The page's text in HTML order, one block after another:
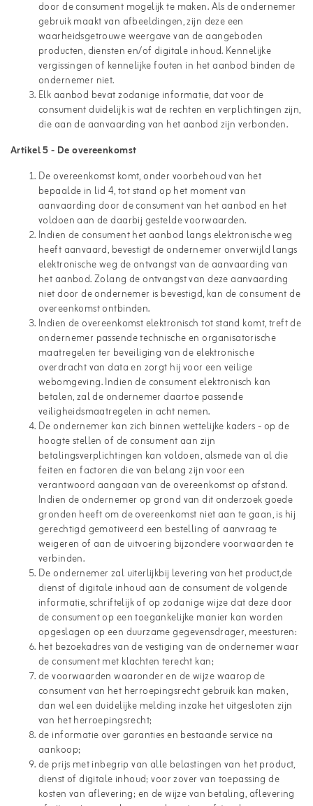
door de consument mogelijk te maken. Als de ondernemer
gebruik maakt van afbeeldingen, zijn deze een
waarheidsgetrouwe weergave van de aangeboden
producten, diensten en/of digitale inhoud. Kennelijke
vergissingen of kennelijke fouten in het aanbod binden de
ondernemer niet.
Elk aanbod bevat zodanige informatie, dat voor de
consument duidelijk is wat de rechten en verplichtingen zijn,
die aan de aanvaarding van het aanbod zijn verbonden.
Artikel 5- De overeenkomst
De overeenkomst komt, onder voorbehoud van het
bepaalde in lid 4, tot stand op het moment van
aanvaarding door de consument van het aanbod en het
voldoen aan de daarbij gestelde voorwaarden.
Indien de consument het aanbod langs elektronische weg
heeft aanvaard, bevestigt de ondernemer onverwijld langs
elektronische weg de ontvangst van de aanvaarding van
het aanbod. Zolang de ontvangst van deze aanvaarding
niet door de ondernemer is bevestigd, kan de consument de
overeenkomst ontbinden.
Indien de overeenkomst elektronisch tot stand komt, treft de
ondernemer passende technische en organisatorische
maatregelen ter beveiliging van de elektronische
overdracht van data en zorgt hij voor een veilige
webomgeving. Indien de consument elektronisch kan
betalen, zal de ondernemer daartoe passende
veiligheidsmaatregelen in acht nemen.
De ondernemer kan zich binnen wettelijke kaders - op de
hoogte stellen of de consument aan zijn
betalingsverplichtingen kan voldoen, alsmede van al die
feiten en factoren die van belang zijn voor een
verantwoord aangaan van de overeenkomst op afstand.
Indien de ondernemer op grond van dit onderzoek goede
gronden heeft om de overeenkomst niet aan te gaan, is hij
gerechtigd gemotiveerd een bestelling of aanvraag te
weigeren of aan de uitvoering bijzondere voorwaarden te
verbinden.
De ondernemer zal uiterlijkbij levering van het product,de
dienst of digitale inhoud aan de consument de volgende
informatie, schriftelijk of op zodanige wijze dat deze door
de consument op een toegankelijke manier kan worden
opgeslagen op een duurzame gegevensdrager, meesturen:
het bezoekadres van de vestiging van de ondernemer waar
de consument met klachten terecht kan;
de voorwaarden waaronder en de wijze waarop de
consument van het herroepingsrecht gebruik kan maken,
dan wel een duidelijke melding inzake het uitgesloten zijn
van het herroepingsrecht;
de informatie over garanties en bestaande service na
aankoop;
de prijs met inbegrip van alle belastingen van het product,
dienst of digitale inhoud; voor zover van toepassing de
kosten van aflevering; en de wijze van betaling, aflevering